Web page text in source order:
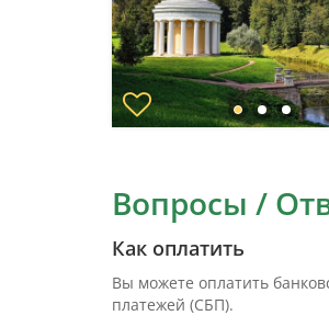
Вопросы /
Как оплатить
Вы можете оплатить
платежей (СБП).